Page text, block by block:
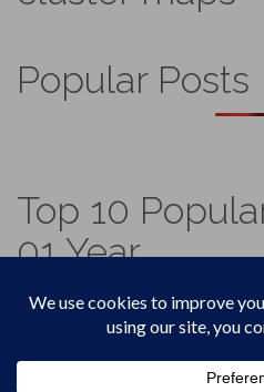
Popular Posts
Top 10
01 Year
Footer
Menu
Top
Vadicjagat.